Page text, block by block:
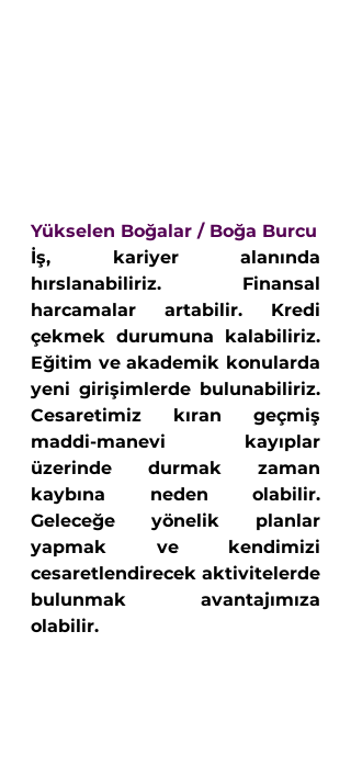
İş, kariyer alanında
hırslanabiliriz. Finansal
harcamalar artabilir. Kredi
çekmek durumuna kalabiliriz.
Eğitim ve akademik konularda
yeni girişimlerde bulunabiliriz.
Cesaretimiz kıran geçmiş
maddi-manevi kayıplar
üzerinde durmak zaman
kaybına neden olabilir.
Geleceğe yönelik planlar
yapmak ve kendimizi
cesaretlendirecek aktivitelerde
bulunmak avantajımıza
olabilir.